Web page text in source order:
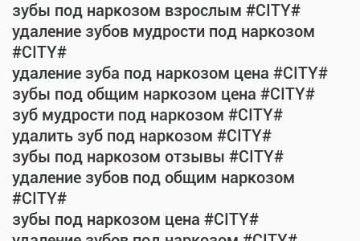
зубы под наркозом взрослым #CITY#
удаление зубов мудрости под наркозом
#CITY#
удаление зуба под наркозом цена #CITY#
зубы под общим наркозом цена #CITY#
зуб мудрости под наркозом #CITY#
удалить зуб под наркозом #CITY#
зубы под наркозом отзывы #CITY#
удаление зубов под общим наркозом
#CITY#
зубы под наркозом цена #CITY#